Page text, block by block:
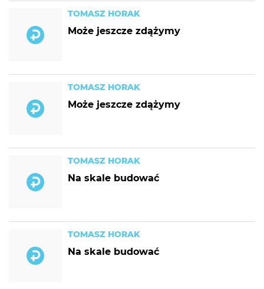
TOMASZ HORAK
Może jeszcze zdążymy
TOMASZ HORAK
Może jeszcze zdążymy
TOMASZ HORAK
Na skale budować
TOMASZ HORAK
Na skale budować